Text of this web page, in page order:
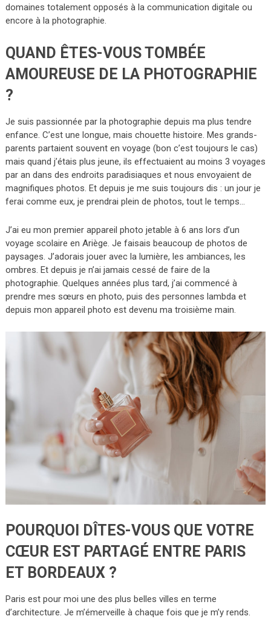
domaines totalement opposés à la communication digitale ou
encore à la photographie.
QUAND ÊTES-VOUS TOMBÉE
AMOUREUSE DE LA PHOTOGRAPHIE
?
Je suis passionnée par la photographie depuis ma plus tendre
enfance. C’est une longue, mais chouette histoire. Mes grands-
parents partaient souvent en voyage (bon c’est toujours le cas)
mais quand j’étais plus jeune, ils effectuaient au moins 3 voyages
par an dans des endroits paradisiaques et nous envoyaient de
magnifiques photos. Et depuis je me suis toujours dis : un jour je
ferai comme eux, je prendrai plein de photos, tout le temps…
J’ai eu mon premier appareil photo jetable à 6 ans lors d’un
voyage scolaire en Ariège. Je faisais beaucoup de photos de
paysages. J’adorais jouer avec la lumière, les ambiances, les
ombres. Et depuis je n’ai jamais cessé de faire de la
photographie. Quelques années plus tard, j’ai commencé à
prendre mes sœurs en photo, puis des personnes lambda et
depuis mon appareil photo est devenu ma troisième main.
POURQUOI DÎTES-VOUS QUE VOTRE
CŒUR EST PARTAGÉ ENTRE PARIS
ET BORDEAUX ?
Paris est pour moi une des plus belles villes en terme
d’architecture. Je m’émerveille à chaque fois que je m’y rends.